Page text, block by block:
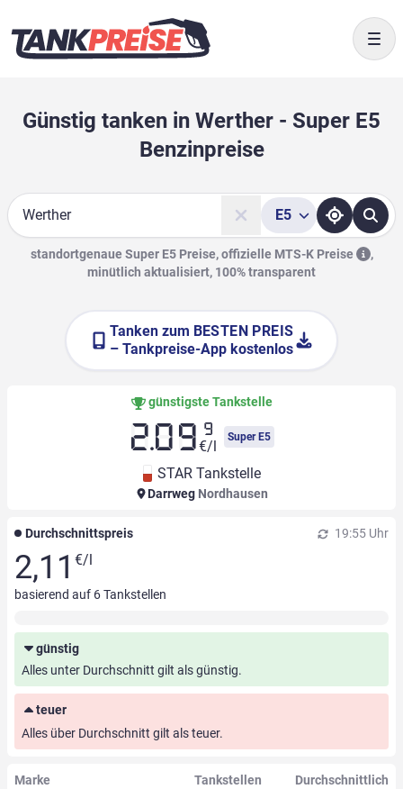
Günstig tanken in Werther - Super E5
Benzinpreise
Suche
E5
standortgenaue Super E5 Preise, offizielle MTS-K Preise
,
minütlich aktualisiert, 100% transparent
Tanken zum BESTEN PREIS
– Tankpreise-App kostenlos
günstigste Tankstelle
2.09 9
€/l
Super E5
STAR Tankstelle
Darrweg Nordhausen
Durchschnittspreis 19:55 Uhr
2,11 €/l
basierend auf 6Tankstellen
günstig
Alles unter Durchschnitt gilt als günstig.
teuer
Alles über Durchschnitt gilt als teuer.
Marke Tankstellen Durchschnittlich